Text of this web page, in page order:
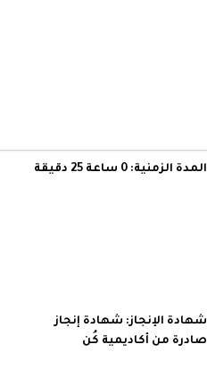
المدة الزمنية: 0 ساعة 25 دقيقة
شهادة الإنجاز: شهادة إنجاز
صادرة من أكاديمية كُن